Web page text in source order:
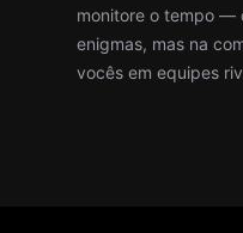
monitore o tempo —
enigmas, mas na
vocês em equipes